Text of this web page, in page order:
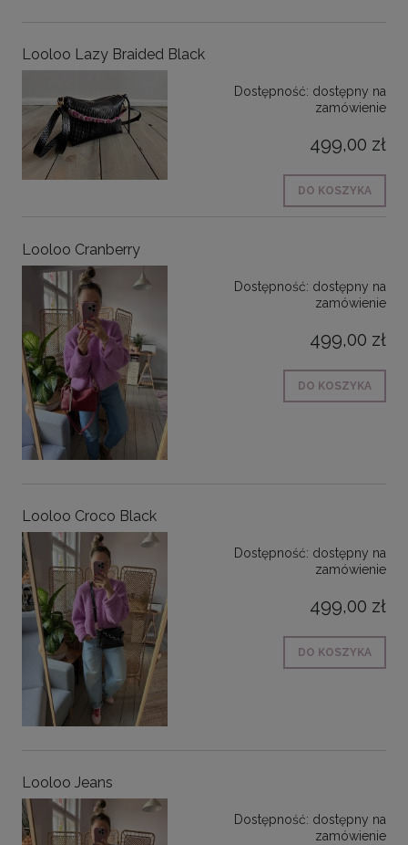
Looloo Lazy Braided Black
Dostępność: dostępny na
zamówienie
499,00 zł
DO KOSZYKA
Looloo Cranberry
Dostępność: dostępny na
zamówienie
499,00 zł
DO KOSZYKA
Looloo Croco Black
Dostępność: dostępny na
zamówienie
499,00 zł
DO KOSZYKA
Looloo Jeans
Dostępność: dostępny na
zamówienie